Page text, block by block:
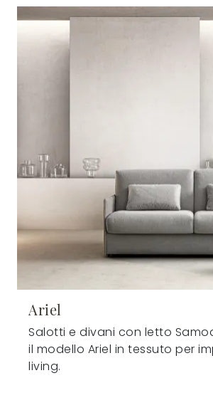
Ariel
Salotti e divani con letto
il modello Ariel in tessuto per
living.